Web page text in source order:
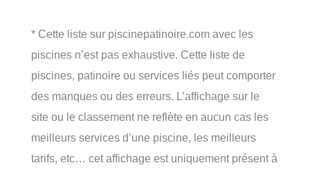
* Cette liste sur piscinepatinoire.com avec les
piscines n’est pas exhaustive. Cette liste de
piscines, patinoire ou services liés peut comporter
des manques ou des erreurs. L’affichage sur le
site ou le classement ne reflète en aucun cas les
meilleurs services d’une piscine, les meilleurs
tarifs, etc… cet affichage est uniquement présent à